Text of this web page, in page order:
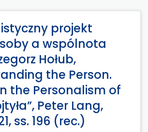
projekt
a wspólnota
Hołub,
the Person.
the Personalism of
Peter Lang,
ss. 196 (rec.)